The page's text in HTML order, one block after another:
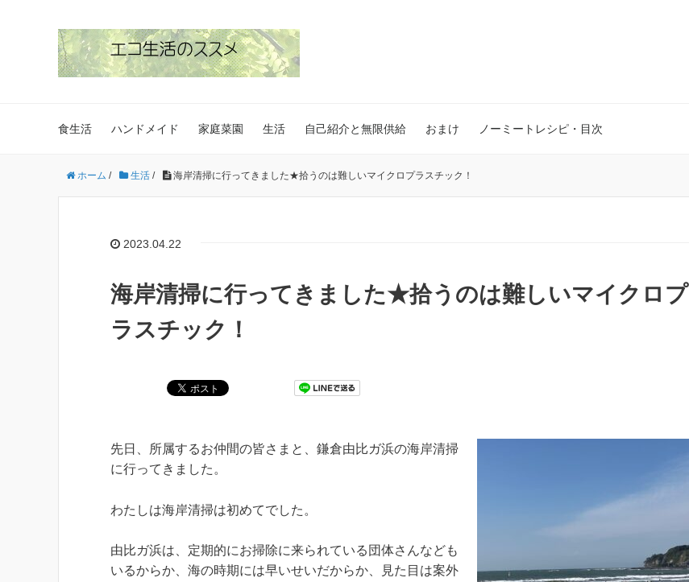
食生活 ハンドメイド 家庭菜園 生活 自己紹介と無限供給 おまけ ノーミートレシピ・目次
ホーム / 生活 / 海岸清掃に行ってきました★拾うのは難しいマイクロプラスチック！
2023.04.22
海岸清掃に行ってきました★拾うのは難しいマイクロプ
ラスチック！
先日、所属するお仲間の皆さまと、鎌倉由比ガ浜の海岸清掃
に行ってきました。
わたしは海岸清掃は初めてでした。
由比ガ浜は、定期的にお掃除に来られている団体さんなども
いるからか、海の時期には早いせいだからか、見た目は案外